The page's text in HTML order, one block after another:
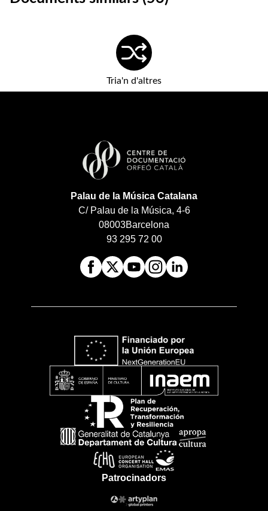
Tria'n d'altres
Palau de la Música Catalana
C/ Palau de la Música, 4-6
08003Barcelona
93 295 72 00
Patrocinadors